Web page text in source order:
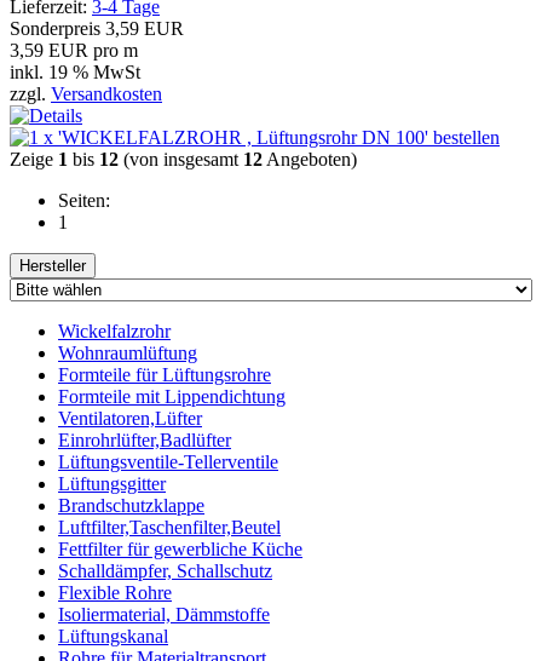
Lieferzeit: 3-4 Tage
Sonderpreis 3,59 EUR
3,59 EUR pro m
inkl. 19 % MwSt
zzgl. Versandkosten
Zeige 1 bis 12 (von insgesamt 12 Angeboten)
Seiten:
1
Hersteller
Wickelfalzrohr
Wohnraumlüftung
Formteile für Lüftungsrohre
Formteile mit Lippendichtung
Ventilatoren,Lüfter
Einrohrlüfter,Badlüfter
Lüftungsventile-Tellerventile
Lüftungsgitter
Brandschutzklappe
Luftfilter,Taschenfilter,Beutel
Fettfilter für gewerbliche Küche
Schalldämpfer, Schallschutz
Flexible Rohre
Isoliermaterial, Dämmstoffe
Lüftungskanal